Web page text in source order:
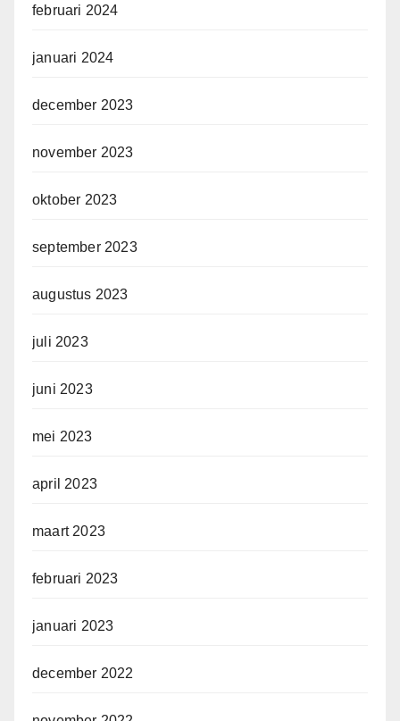
februari 2024
januari 2024
december 2023
november 2023
oktober 2023
september 2023
augustus 2023
juli 2023
juni 2023
mei 2023
april 2023
maart 2023
februari 2023
januari 2023
december 2022